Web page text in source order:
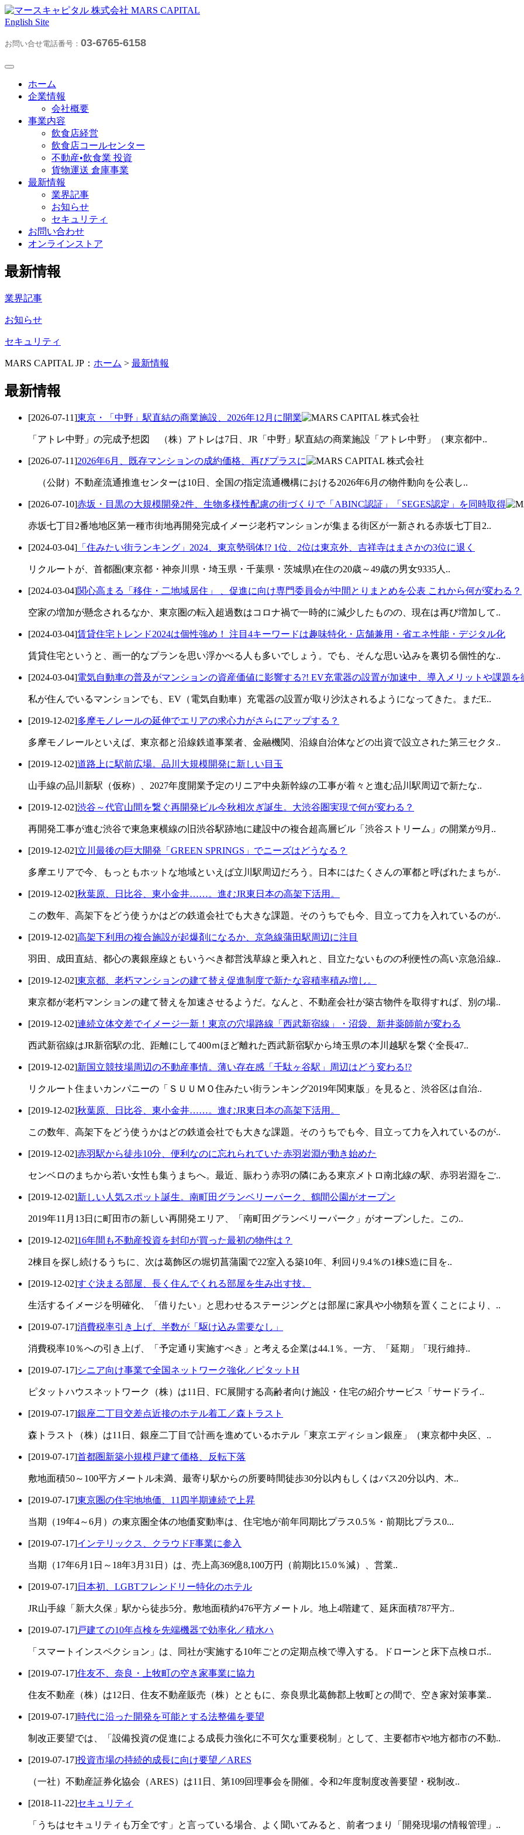
English Site
お問い合せ電話番号： 03-6765-6158
ホーム
企業情報
会社概要
事業内容
飲食店経営
飲食店コールセンター
不動産•飲食業 投資
貨物運送 倉庫事業
最新情報
業界記事
お知らせ
セキュリティ
お問い合わせ
オンラインストア
最新情報
業界記事
お知らせ
セキュリティ
MARS CAPITAL JP： ホーム > 最新情報
最新情報
[2026-07-11]東京・「中野」駅直結の商業施設、2026年12月に開業
「アトレ中野」の完成予想図 （株）アトレは7日、JR「中野」駅直結の商業施設「アトレ中野」（東京都中..
[2026-07-11]2026年6月、既存マンションの成約価格、再びプラスに
（公財）不動産流通推進センターは10日、全国の指定流通機構における2026年6月の物件動向を公表し..
[2026-07-10]赤坂・目黒の大規模開発2件、生物多様性配慮の街づくりで「ABINC認証」「SEGES認定」を同時取得
赤坂七丁目2番地地区第一種市街地再開発完成イメージ老朽マンションが集まる街区が一新される赤坂七丁目2..
[2024-03-04] 「住みたい街ランキング」2024、東京勢弱体!? 1位、2位は東京外、吉祥寺はまさかの3位に退く
リクルートが、首都圏(東京都・神奈川県・埼玉県・千葉県・茨城県)在住の20歳～49歳の男女9335人..
[2024-03-04]関心高まる「移住・二地域居住」 、促進に向け専門委員会が中間とりまとめを公表 これから何が変わる？
空家の増加が懸念されるなか、東京圏の転入超過数はコロナ禍で一時的に減少したものの、現在は再び増加して..
[2024-03-04]賃貸住宅トレンド2024は個性強め！ 注目4キーワードは趣味特化・店舗兼用・省エネ性能・デジタル化
賃貸住宅というと、画一的なプランを思い浮かべる人も多いでしょう。でも、そんな思い込みを裏切る個性的な..
[2024-03-04]電気自動車の普及がマンションの資産価値に影響する?! EV充電器の設置が加速中、導入メリットや課題を
私が住んでいるマンションでも、EV（電気自動車）充電器の設置が取り沙汰されるようになってきた。まだE..
[2019-12-02]多摩モノレールの延伸でエリアの求心力がさらにアップする？
多摩モノレールといえば、東京都と沿線鉄道事業者、金融機関、沿線自治体などの出資で設立された第三セクタ..
[2019-12-02]道路上に駅前広場。品川大規模開発に新しい目玉
山手線の品川新駅（仮称）、2027年度開業予定のリニア中央新幹線の工事が着々と進む品川駅周辺で新たな..
[2019-12-02]渋谷～代官山間を繋ぐ再開発ビル今秋相次ぎ誕生。大渋谷圏実現で何が変わる？
再開発工事が進む渋谷で東急東横線の旧渋谷駅跡地に建設中の複合超高層ビル「渋谷ストリーム」の開業が9月..
[2019-12-02]立川最後の巨大開発「GREEN SPRINGS」でニーズはどうなる？
多摩エリアで今、もっともホットな地域といえば立川駅周辺だろう。日本にはたくさんの軍都と呼ばれたまちが..
[2019-12-02]秋葉原、日比谷、東小金井……。進むJR東日本の高架下活用。
この数年、高架下をどう使うかはどの鉄道会社でも大きな課題。そのうちでも今、目立って力を入れているのが..
[2019-12-02]高架下利用の複合施設が起爆剤になるか、京急線蒲田駅周辺に注目
羽田、成田直結、都心の裏銀座線ともいうべき都営浅草線と乗入れと、目立たないものの利便性の高い京急沿線..
[2019-12-02]東京都、老朽マンションの建て替え促進制度で新たな容積率積み増し。
東京都が老朽マンションの建て替えを加速させるようだ。なんと、不動産会社が築古物件を取得すれば、別の場..
[2019-12-02]連続立体交差でイメージ一新！東京の穴場路線「西武新宿線」・沼袋、新井薬師前が変わる
西武新宿線はJR新宿駅の北、距離にして400ｍほど離れた西武新宿駅から埼玉県の本川越駅を繋ぐ全長47..
[2019-12-02]新国立競技場周辺の不動産事情。薄い存在感「千駄ヶ谷駅」周辺はどう変わる!?
リクルート住まいカンパニーの「ＳＵＵＭＯ住みたい街ランキング2019年関東版」を見ると、渋谷区は自治..
[2019-12-02]秋葉原、日比谷、東小金井……。進むJR東日本の高架下活用。
この数年、高架下をどう使うかはどの鉄道会社でも大きな課題。そのうちでも今、目立って力を入れているのが..
[2019-12-02]赤羽駅から徒歩10分、便利なのに忘れられていた赤羽岩淵が動き始めた
センベロのまちから若い女性も集うまちへ。最近、賑わう赤羽の隣にある東京メトロ南北線の駅、赤羽岩淵をご..
[2019-12-02]新しい人気スポット誕生。南町田グランベリーパーク、鶴間公園がオープン
2019年11月13日に町田市の新しい再開発エリア、「南町田グランベリーパーク」がオープンした。この..
[2019-12-02]16年間も不動産投資を封印が買った最初の物件は？
2棟目を探し続けるうちに、次は葛飾区の堀切菖蒲園で22室入る築10年、利回り9.4％の1棟S造に目を..
[2019-12-02]すぐ決まる部屋、長く住んでくれる部屋を生み出す技。
生活するイメージを明確化、「借りたい」と思わせるステージングとは部屋に家具や小物類を置くことにより、..
[2019-07-17]消費税率引き上げ、半数が「駆け込み需要なし」
消費税率10％への引き上げ、「予定通り実施すべき」と考える企業は44.1％。一方、「延期」「現行維持..
[2019-07-17]シニア向け事業で全国ネットワーク強化／ピタットH
ピタットハウスネットワーク（株）は11日、FC展開する高齢者向け施設・住宅の紹介サービス「サードライ..
[2019-07-17]銀座二丁目交差点近接のホテル着工／森トラスト
森トラスト（株）は11日、銀座二丁目で計画を進めているホテル「東京エディション銀座」（東京都中央区、..
[2019-07-17]首都圏新築小規模戸建て価格、反転下落
敷地面積50～100平方メートル未満、最寄り駅からの所要時間徒歩30分以内もしくはバス20分以内、木..
[2019-07-17]東京圏の住宅地地価、11四半期連続で上昇
当期（19年4～6月）の東京圏全体の地価変動率は、住宅地が前年同期比プラス0.5％・前期比プラス0...
[2019-07-17]インテリックス、クラウドF事業に参入
当期（17年6月1日～18年3月31日）は、売上高369億8,100万円（前期比15.0％減）、営業..
[2019-07-17]日本初、LGBTフレンドリー特化のホテル
JR山手線「新大久保」駅から徒歩5分。敷地面積約476平方メートル。地上4階建て、延床面積787平方..
[2019-07-17]戸建ての10年点検を先端機器で効率化／積水ハ
「スマートインスペクション」は、同社が実施する10年ごとの定期点検で導入する。ドローンと床下点検ロボ..
[2019-07-17]住友不、奈良・上牧町の空き家事業に協力
住友不動産（株）は12日、住友不動産販売（株）とともに、奈良県北葛飾郡上牧町との間で、空き家対策事業..
[2019-07-17]時代に沿った開発を可能とする法整備を要望
制改正要望では、「設備投資の促進による成長力強化に不可欠な重要税制」として、主要都市や地方都市の不動..
[2019-07-17]投資市場の持続的成長に向け要望／ARES
（一社）不動産証券化協会（ARES）は11日、第109回理事会を開催。令和2年度制度改善要望・税制改..
[2018-11-22]セキュリティ
「うちはセキュリティも万全です」と言っている場合、よく聞いてみると、前者つまり「開発現場の情報管理」..